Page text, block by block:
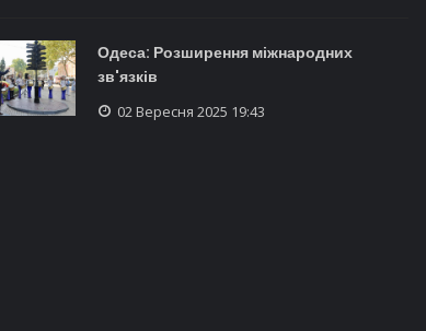
Одеса: Розширення міжнародних
зв'язків
02 Вересня 2025 19:43